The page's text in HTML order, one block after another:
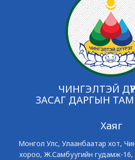
ЧИНГЭЛТЭЙ
ЗАСАГ ДАРГЫН
Хаяг
Монгол Улс, Улаанбаатар хот,
хороо, Ж.Самбуугийн гудамж-16,